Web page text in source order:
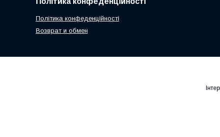
Політика конфеденційності
Возврат и обмен